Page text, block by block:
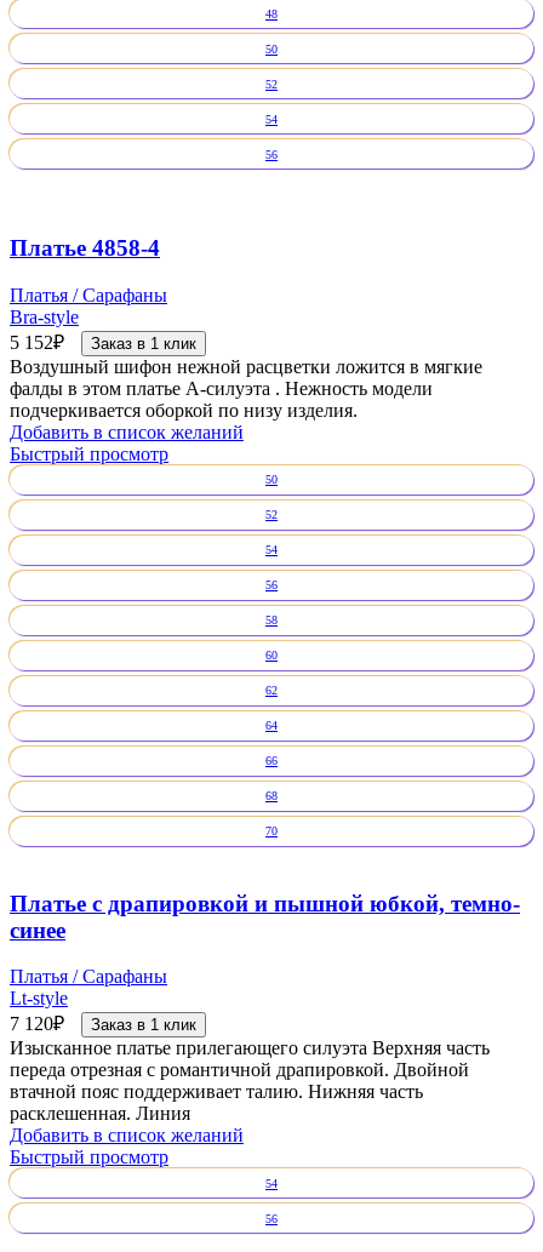
48
50
52
54
56
Платье 4858-4
Платья / Сарафаны
Bra-style
5 152₽ Заказ в 1 клик
Воздушный шифон нежной расцветки ложится в мягкие
фалды в этом платье А-силуэта . Нежность модели
подчеркивается оборкой по низу изделия.
Добавить в список желаний
Быстрый просмотр
50
52
54
56
58
60
62
64
66
68
70
Платье с драпировкой и пышной юбкой, темно-
синее
Платья / Сарафаны
Lt-style
7 120₽ Заказ в 1 клик
Изысканное платье прилегающего силуэта Верхняя часть
переда отрезная с романтичной драпировкой. Двойной
втачной пояс поддерживает талию. Нижняя часть
расклешенная. Линия
Добавить в список желаний
Быстрый просмотр
54
56